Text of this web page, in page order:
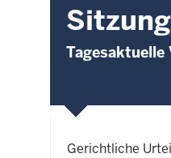
Gerichtliche